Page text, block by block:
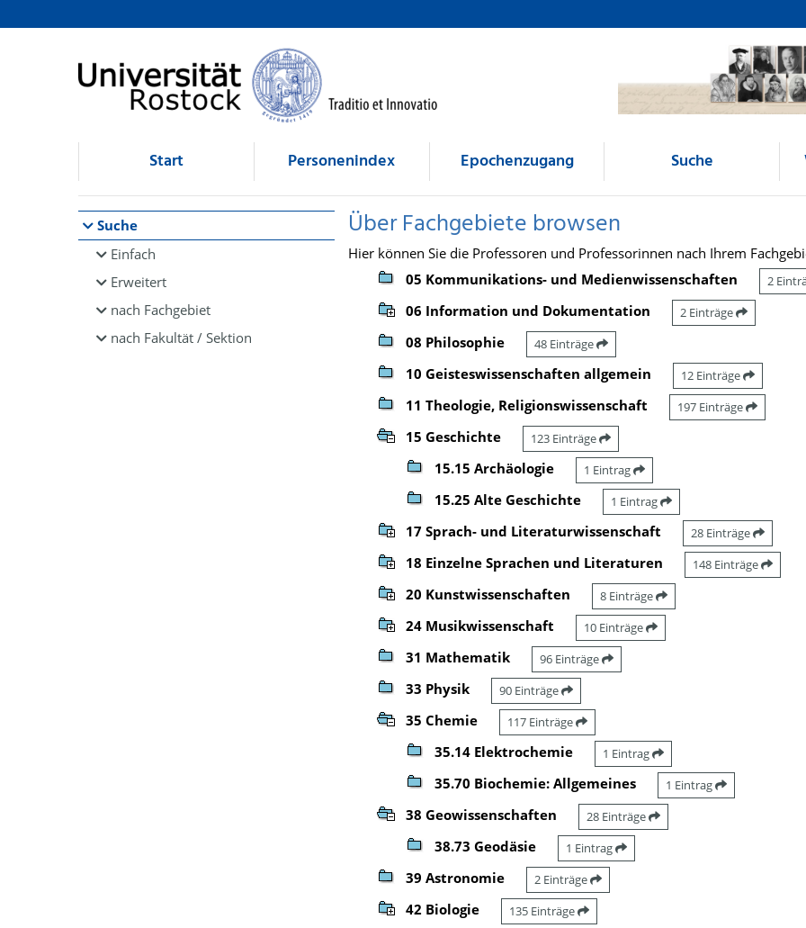
Browsen
direkt zum Inhalt
Start Personenindex Epochenzugang Suche
Suche
Einfach
Erweitert
nach Fachgebiet
nach Fakultät / Sektion
Über Fachgebiete browsen
Hier können Sie die Professoren und Professorinnen nach Ihrem
05 Kommunikations- und Medienwissenschaften
2
06 Information und Dokumentation 2 Einträge
08 Philosophie 48 Einträge
10 Geisteswissenschaften allgemein 12 Einträge
11 Theologie, Religionswissenschaft 197 Einträge
15 Geschichte 123 Einträge
15.15 Archäologie 1 Eintrag
15.25 Alte Geschichte 1 Eintrag
17 Sprach- und Literaturwissenschaft 28 Einträge
18 Einzelne Sprachen und Literaturen 148 Einträge
20 Kunstwissenschaften 8 Einträge
24 Musikwissenschaft 10 Einträge
31 Mathematik 96 Einträge
33 Physik 90 Einträge
35 Chemie 117 Einträge
35.14 Elektrochemie 1 Eintrag
35.70 Biochemie: Allgemeines 1 Eintrag
38 Geowissenschaften 28 Einträge
38.73 Geodäsie 1 Eintrag
39 Astronomie 2 Einträge
42 Biologie 135 Einträge